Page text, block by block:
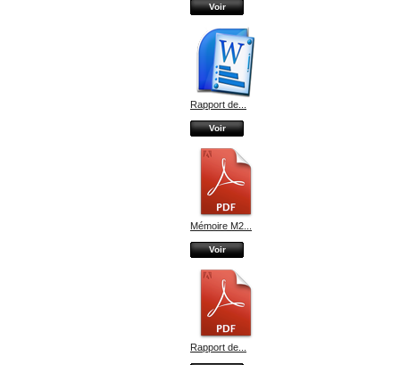
Voir
Rapport de...
Voir
Mémoire M2...
Voir
Rapport de...